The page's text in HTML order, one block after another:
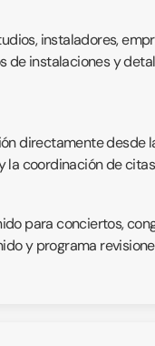
instaladores,
de instalaciones y
directamente desde
coordinación de
para conciertos,
y programa